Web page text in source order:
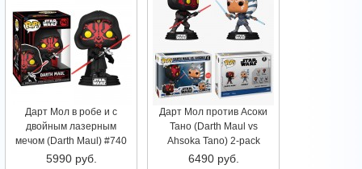
Дарт Мол в робе и с
двойным лазерным
мечом (Darth Maul) #740
5990 руб.
Дарт Мол против Асоки
Тано (Darth Maul vs
Ahsoka Tano) 2-pack
6490 руб.